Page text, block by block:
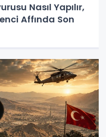
Nasıl Yapılır,
Affında Son